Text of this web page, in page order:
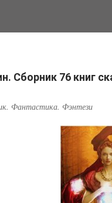
Сборник 76 книг
Фантастика. Фэнтези